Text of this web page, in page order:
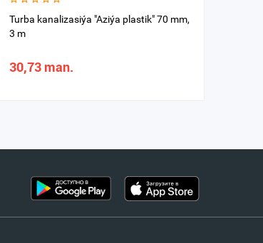
Turba kanalizasiýa "Aziýa plastik" 70 mm,
3 m
30,73 man.